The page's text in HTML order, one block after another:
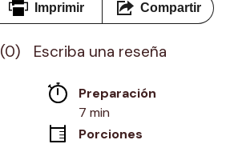
Imprimir Compartir
(0) Escriba una reseña
Preparación
7 min
Porciones